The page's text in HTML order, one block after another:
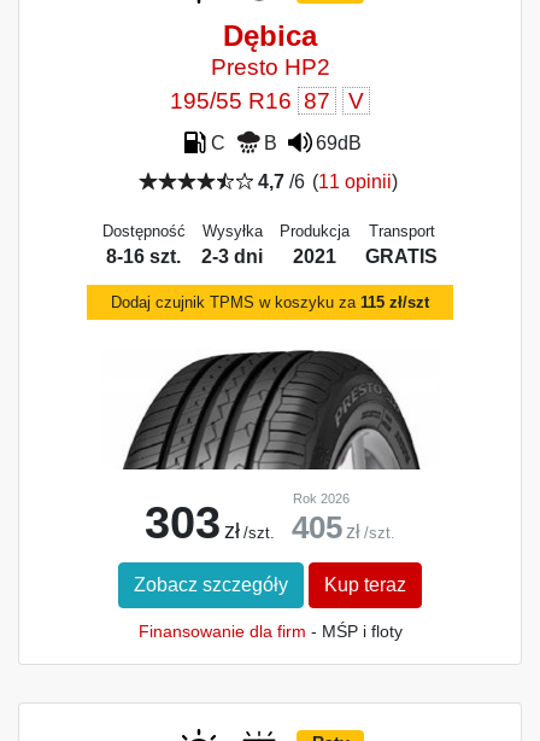
Dębica
Presto HP2
195/55 R16 87 V
C B
69dB
4,7/6 (11 opinii)
Dostępność
8-16 szt.
Wysyłka
2-3 dni
Produkcja
2021
Transport
GRATIS
Dodaj czujnik TPMS w koszyku za 115 zł/szt
303 zł /szt.
Rok 2026
405 zł /szt.
Zobacz szczegóły Kup teraz
Finansowanie dla firm - MŚP i floty